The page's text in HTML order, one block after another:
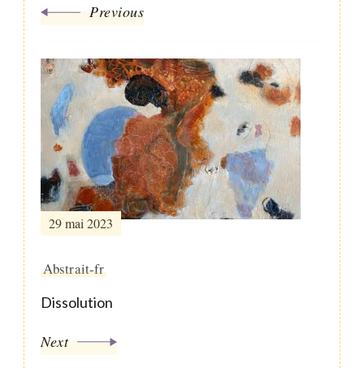
Previous
29 mai 2023
Abstrait-fr
Dissolution
Next